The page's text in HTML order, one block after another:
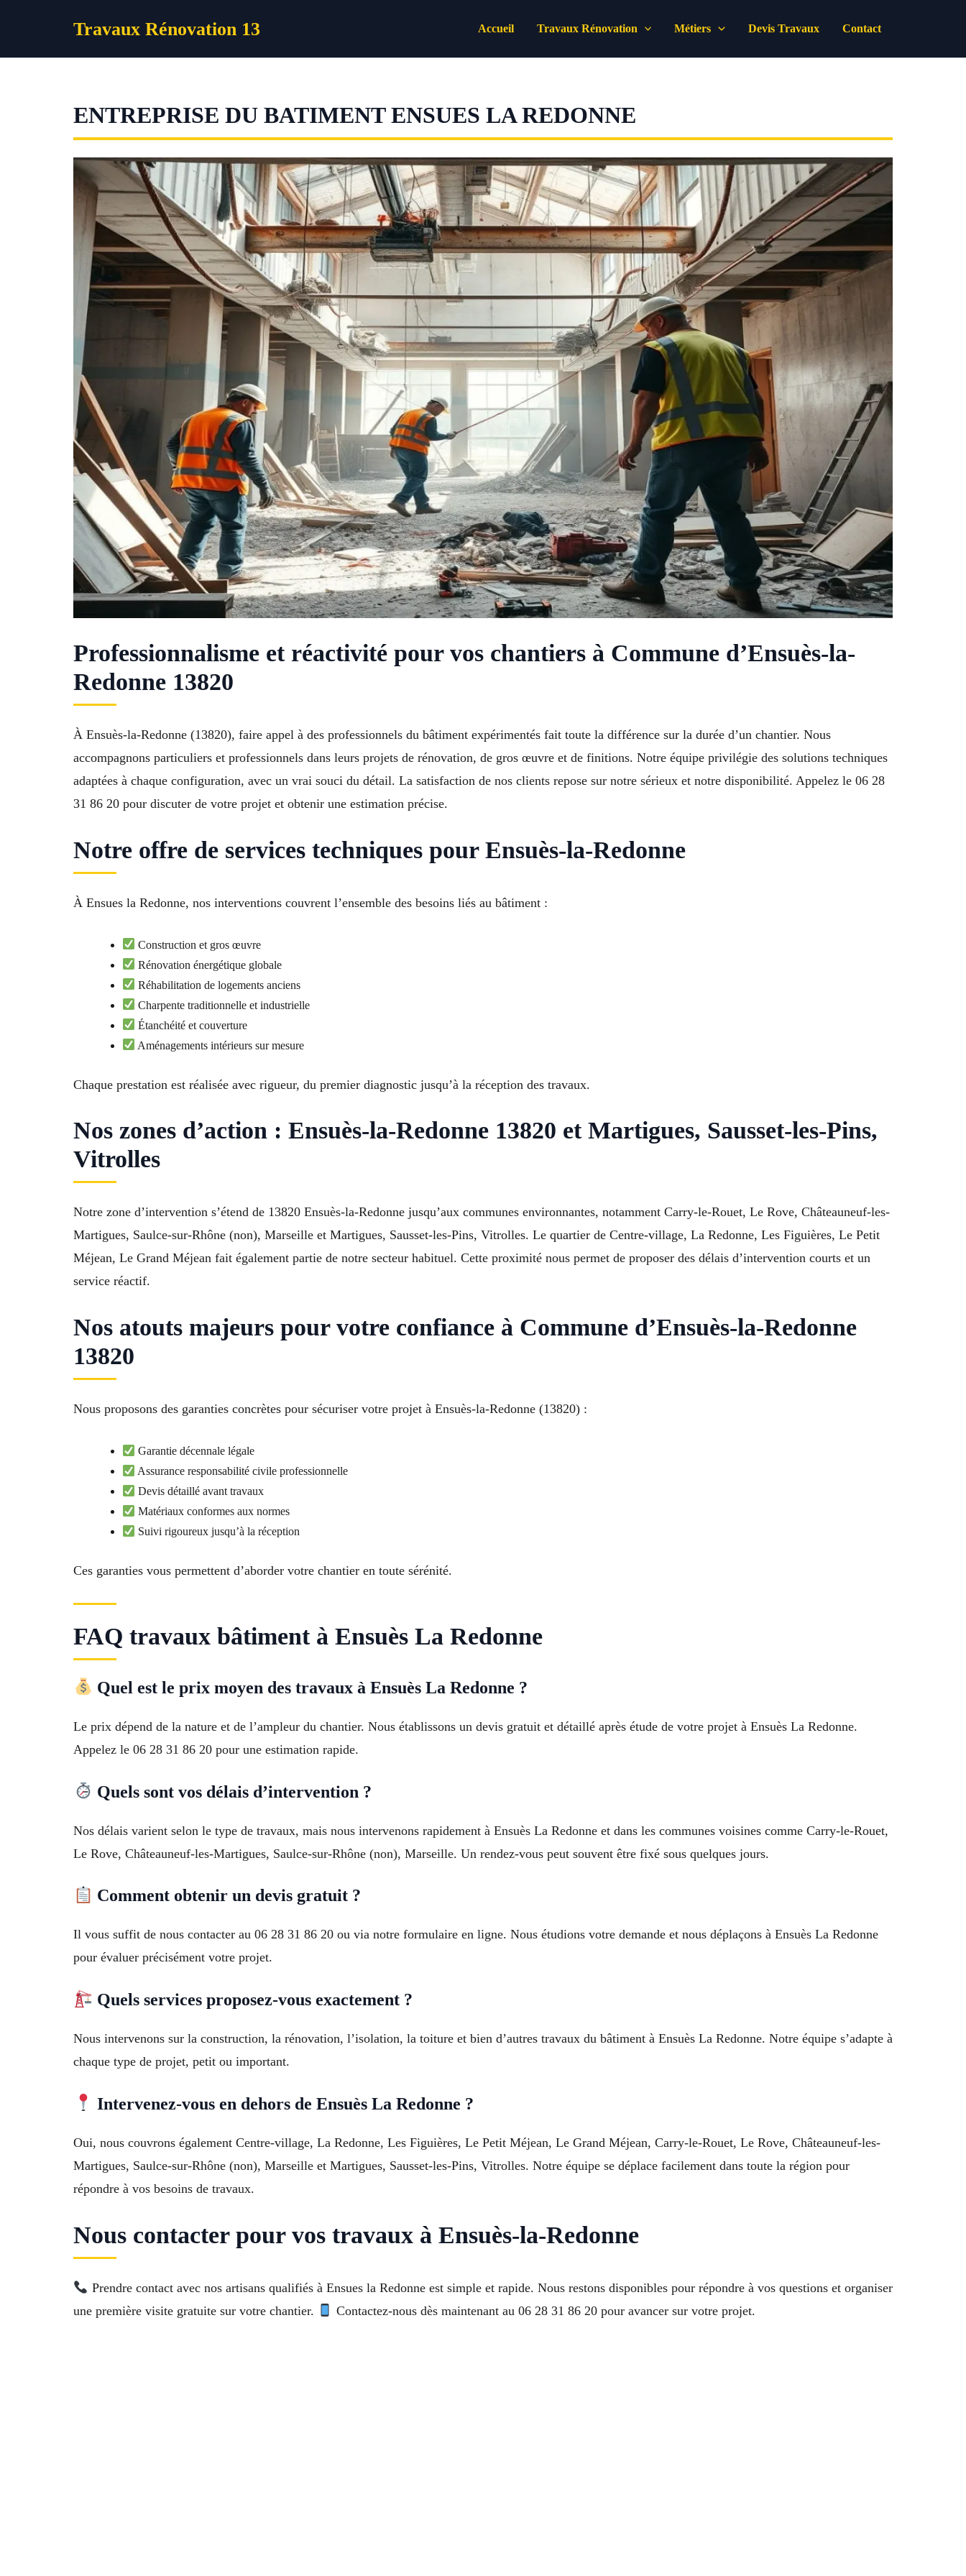
Travaux Rénovation 13 Accueil Travaux Rénovation Métiers Devis Travaux Contact
ENTREPRISE DU BATIMENT ENSUES LA REDONNE
Professionnalisme et réactivité pour vos chantiers à Commune d’Ensuès-la-
Redonne 13820
À Ensuès-la-Redonne (13820), faire appel à des professionnels du bâtiment expérimentés fait toute la différence sur la durée d’un chantier. Nous
accompagnons particuliers et professionnels dans leurs projets de rénovation, de gros œuvre et de finitions. Notre équipe privilégie des solutions techniques
adaptées à chaque configuration, avec un vrai souci du détail. La satisfaction de nos clients repose sur notre sérieux et notre disponibilité. Appelez le 06 28
31 86 20 pour discuter de votre projet et obtenir une estimation précise.
Notre offre de services techniques pour Ensuès-la-Redonne
À Ensues la Redonne, nos interventions couvrent l’ensemble des besoins liés au bâtiment :
Construction et gros œuvre
Rénovation énergétique globale
Réhabilitation de logements anciens
Charpente traditionnelle et industrielle
Étanchéité et couverture
Aménagements intérieurs sur mesure
Chaque prestation est réalisée avec rigueur, du premier diagnostic jusqu’à la réception des travaux.
Nos zones d’action : Ensuès-la-Redonne 13820 et Martigues, Sausset-les-Pins,
Vitrolles
Notre zone d’intervention s’étend de 13820 Ensuès-la-Redonne jusqu’aux communes environnantes, notamment Carry-le-Rouet, Le Rove, Châteauneuf-les-
Martigues, Saulce-sur-Rhône (non), Marseille et Martigues, Sausset-les-Pins, Vitrolles. Le quartier de Centre-village, La Redonne, Les Figuières, Le Petit
Méjean, Le Grand Méjean fait également partie de notre secteur habituel. Cette proximité nous permet de proposer des délais d’intervention courts et un
service réactif.
Nos atouts majeurs pour votre confiance à Commune d’Ensuès-la-Redonne
13820
Nous proposons des garanties concrètes pour sécuriser votre projet à Ensuès-la-Redonne (13820) :
Garantie décennale légale
Assurance responsabilité civile professionnelle
Devis détaillé avant travaux
Matériaux conformes aux normes
Suivi rigoureux jusqu’à la réception
Ces garanties vous permettent d’aborder votre chantier en toute sérénité.
FAQ travaux bâtiment à Ensuès La Redonne
Quel est le prix moyen des travaux à Ensuès La Redonne ?
Le prix dépend de la nature et de l’ampleur du chantier. Nous établissons un devis gratuit et détaillé après étude de votre projet à Ensuès La Redonne.
Appelez le 06 28 31 86 20 pour une estimation rapide.
Quels sont vos délais d’intervention ?
Nos délais varient selon le type de travaux, mais nous intervenons rapidement à Ensuès La Redonne et dans les communes voisines comme Carry-le-Rouet,
Le Rove, Châteauneuf-les-Martigues, Saulce-sur-Rhône (non), Marseille. Un rendez-vous peut souvent être fixé sous quelques jours.
Comment obtenir un devis gratuit ?
Il vous suffit de nous contacter au 06 28 31 86 20 ou via notre formulaire en ligne. Nous étudions votre demande et nous déplaçons à Ensuès La Redonne
pour évaluer précisément votre projet.
Quels services proposez-vous exactement ?
Nous intervenons sur la construction, la rénovation, l’isolation, la toiture et bien d’autres travaux du bâtiment à Ensuès La Redonne. Notre équipe s’adapte à
chaque type de projet, petit ou important.
Intervenez-vous en dehors de Ensuès La Redonne ?
Oui, nous couvrons également Centre-village, La Redonne, Les Figuières, Le Petit Méjean, Le Grand Méjean, Carry-le-Rouet, Le Rove, Châteauneuf-les-
Martigues, Saulce-sur-Rhône (non), Marseille et Martigues, Sausset-les-Pins, Vitrolles. Notre équipe se déplace facilement dans toute la région pour
répondre à vos besoins de travaux.
Nous contacter pour vos travaux à Ensuès-la-Redonne
Prendre contact avec nos artisans qualifiés à Ensues la Redonne est simple et rapide. Nous restons disponibles pour répondre à vos questions et organiser
une première visite gratuite sur votre chantier.
Contactez-nous dès maintenant au 06 28 31 86 20 pour avancer sur votre projet.